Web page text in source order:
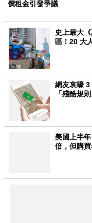
價租金引發爭議
史上最大
區！20 大
網友哀嚎 3
「殘酷規
美國上半
倍，但購